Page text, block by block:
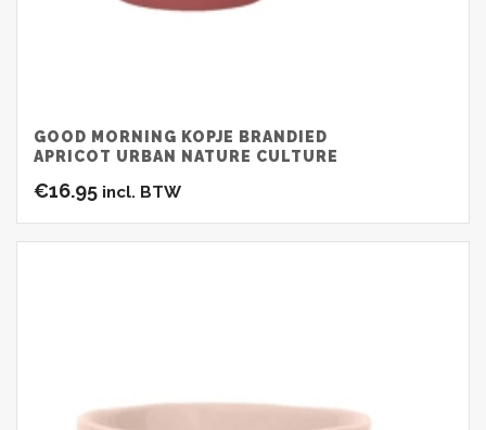
GOOD MORNING KOPJE BRANDIED
APRICOT URBAN NATURE CULTURE
€16.95 incl. BTW